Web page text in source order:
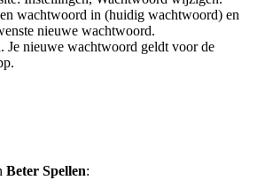
wachtwoord in (huidig wachtwoord) en
nieuwe wachtwoord.
Je nieuwe wachtwoord geldt voor de
Beter Spellen: